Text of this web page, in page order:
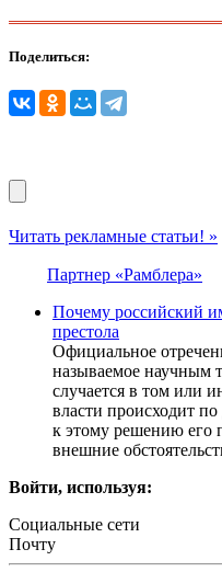
Поделиться:
Читать рекламные статьи! »
Партнер «Рамблера»
Почему российский
престола
Официальное
называемое научным
случается в том или
власти происходит
к этому решению его
внешние
Войти, используя:
Социальные сети
Почту